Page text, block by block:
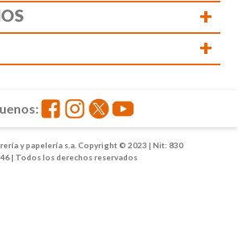
+
+
y papelería s.a. Copyright © 2023 | Nit: 830
| Todos los derechos reservados